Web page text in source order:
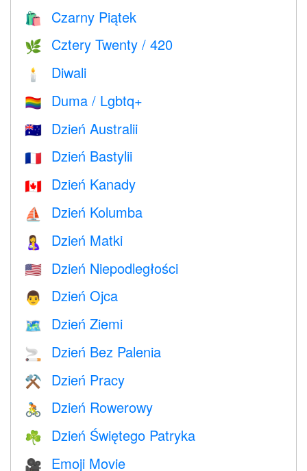
🛍 Czarny Piątek
🌿 Cztery Twenty / 420
🕯 Diwali
🏳️‍🌈 Duma / Lgbtq+
🇦🇺 Dzień Australii
🇫🇷 Dzień Bastylii
🇨🇦 Dzień Kanady
⛵️ Dzień Kolumba
🤱 Dzień Matki
🇺🇸 Dzień Niepodległości
👨 Dzień Ojca
🗺️ Dzień Ziemi
🚬 Dzień Bez Palenia
⚒️ Dzień Pracy
🚴 Dzień Rowerowy
☘️ Dzień Świętego Patryka
🎥 Emoji Movie